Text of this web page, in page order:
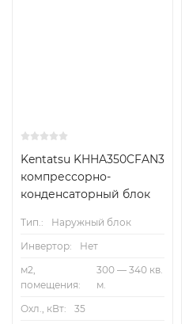
Kentatsu KHHA350CFAN3
компрессорно-
конденсаторный блок
Тип.:
Наружный блок
Инвертор:
Нет
м2,
помещения:
300 — 340 кв.
м.
Охл., кВт:
35